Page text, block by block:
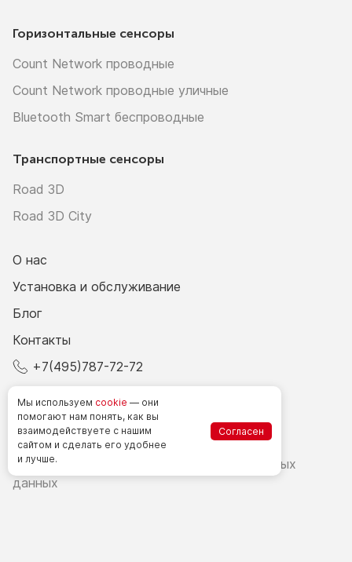
Горизонтальные сенсоры
Count Network проводные
Count Network проводные уличные
Bluetooth Smart беспроводные
Транспортные сенсоры
Road 3D
Road 3D City
О нас
Установка и обслуживание
Блог
Контакты
+7(495)787-72-72
Счетчики посетителей в РФ
Политика в области обработки персональных
данных
Мы используем cookie — они
помогают нам понять, как вы
взаимодействуете с нашим
сайтом и сделать его удобнее
и лучше.
Согласен